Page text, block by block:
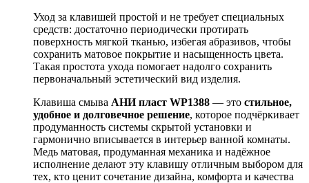
Уход за клавишей простой и не требует специальных
средств: достаточно периодически протирать
поверхность мягкой тканью, избегая абразивов, чтобы
сохранить матовое покрытие и насыщенность цвета.
Такая простота ухода помогает надолго сохранить
первоначальный эстетический вид изделия.
Клавиша смыва АНИ пласт WP1388 — это стильное,
удобное и долговечное решение, которое подчёркивает
продуманность системы скрытой установки и
гармонично вписывается в интерьер ванной комнаты.
Медь матовая, продуманная механика и надёжное
исполнение делают эту клавишу отличным выбором для
тех, кто ценит сочетание дизайна, комфорта и качества